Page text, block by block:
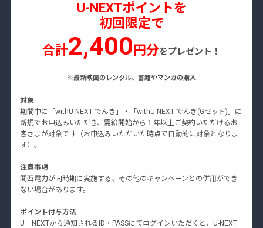
U-NEXTポイントを
初回限定で
合計2,400 円分をプレゼント！
※最新映画のレンタル、書籍やマンガの購入
対象
期間中に「withU-NEXT でんき」・「withU-NEXT でんき(Gセット)」に
新規でお申込みいただき、需給開始から１年以上ご契約いただけるお
客さまが対象です（お申込みいただいた時点で自動的に対象となりま
す）。
注意事項
関西電力が同時期に実施する、その他のキャンペーンとの併用ができ
ない場合があります。
ポイント付与方法
U－NEXTから通知されるID・PASSにてログインいただくと、U-NEXT